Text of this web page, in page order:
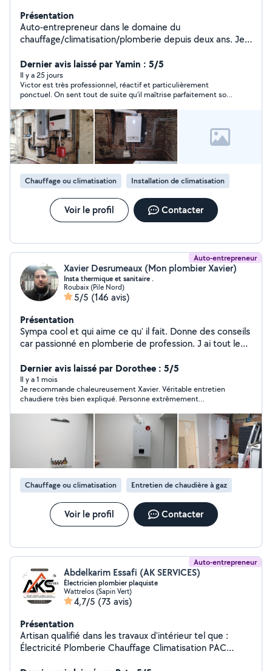
Présentation
Auto-entrepreneur dans le domaine du
chauffage/climatisation/plomberie depuis deux ans. Je
Dernier avis laissé par Yamin : 5/5
Il y a 25 jours
Victor est très professionnel, réactif et particulièrement
ponctuel. On sent tout de suite qu'il maîtrise parfaitement son
Chauffage ou climatisation Installation de climatisation
Voir le profil Contacter
Auto-entrepreneur
Xavier Desrumeaux (Mon plombier Xavier)
Insta thermique et sanitaire .
Roubaix (Pile Nord)
5/5 (146 avis)
Présentation
Sympa cool et qui aime ce qu' il fait. Donne des conseils
car passionné en plomberie de profession. J ai tout le
mes coordonnées. Je ne fais pas dans le bricolage
comme certains ici... professionnel. Je laisse mon
numéro o6 6o o4 16 o6 plus simple et plus rapide.
Dernier avis laissé par Dorothee : 5/5
Il y a 1 mois
Je recommande chaleureusement Xavier. Véritable entretien
chaudiere très bien expliqué. Personne extrêmement
gamme pour un tarif raisonnable. J ai trouvé mon plombier
Chauffage ou climatisation Entretien de chaudière à gaz
Voir le profil Contacter
Auto-entrepreneur
Abdelkarim Essafi (AK SERVICES)
Électricien plombier plaquiste
Wattrelos (Sapin Vert)
4,7/5 (73 avis)
Présentation
Artisan qualifié dans les travaux d'intérieur tel que :
Électricité Plomberie Chauffage Climatisation PAC